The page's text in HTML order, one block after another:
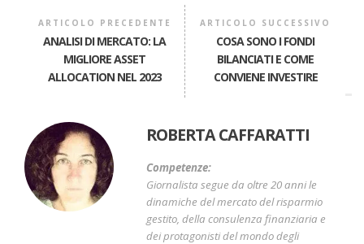
ARTICOLO PRECEDENTE
ANALISI DI MERCATO: LA
MIGLIORE ASSET
ALLOCATION NEL 2023
ARTICOLO SUCCESSIVO
COSA SONO I FONDI
BILANCIATI E COME
CONVIENE INVESTIRE
ROBERTA CAFFARATTI
Competenze:
Giornalista segue da oltre 20 anni le
dinamiche del mercato del risparmio
gestito, della consulenza finanziaria e
dei protagonisti del mondo degli